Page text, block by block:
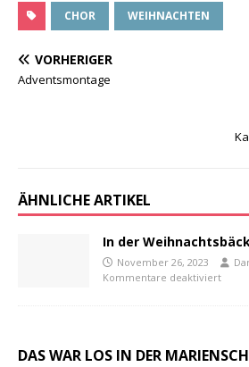
CHOR WEIHNACHTEN
VORHERIGER
Adventsmontage
ÄHNLICHE ARTIKEL
In der
November 26, 2023
Kommentare deaktiviert
DAS WAR LOS IN DER